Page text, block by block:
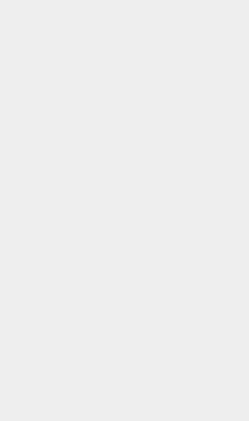
align:
align:
align:
align:
align: